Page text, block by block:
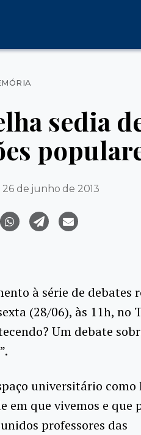
Categorias
sedia
26 de junho de 2013
à série de debates
(28/06), às 11h, no
Um debate
universitário como
em que vivemos e que
professores das